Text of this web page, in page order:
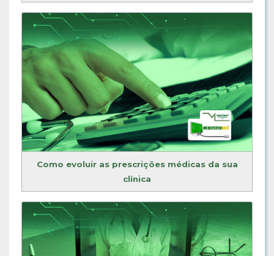
Como evoluir as prescrições médicas da sua
clínica